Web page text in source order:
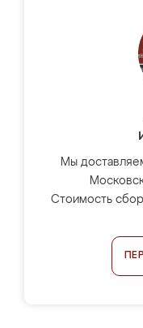
Мы
Стоимость